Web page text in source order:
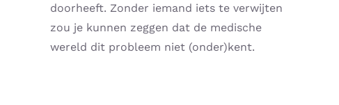
doorheeft. Zonder iemand iets te verwijten
zou je kunnen zeggen dat de medische
wereld dit probleem niet (onder)kent.